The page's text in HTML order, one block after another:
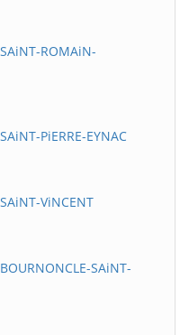
ROMAiN-
PiERRE-EYNAC
ViNCENT
SAiNT-